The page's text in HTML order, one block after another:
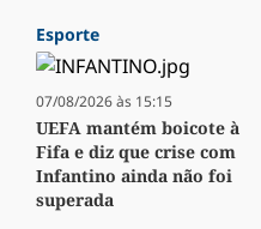
Esporte
07/08/2026 às 15:15
UEFA mantém boicote à
Fifa e diz que crise com
Infantino ainda não foi
superada